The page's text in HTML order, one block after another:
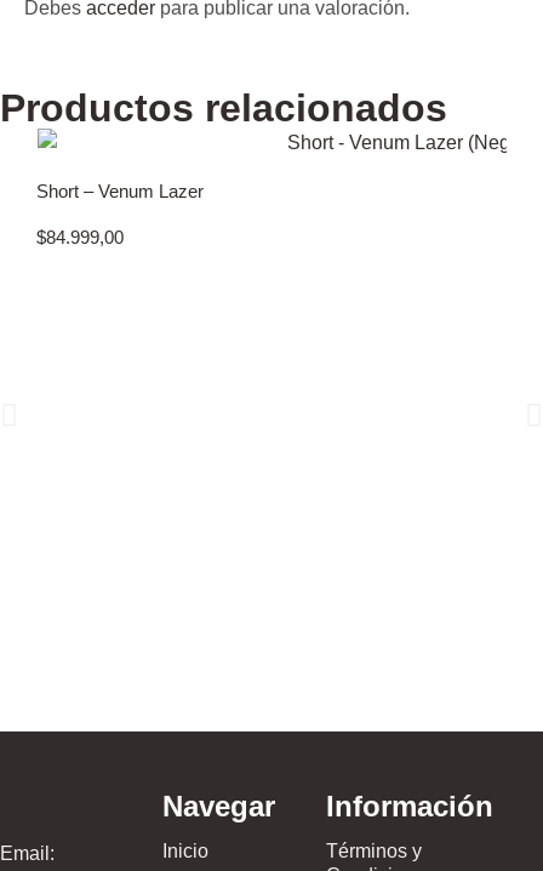
Debes acceder para publicar una valoración.
Productos relacionados
Short – Venum Lazer
$84.999,00
Email:
Navegar
Inicio
Información
Términos y